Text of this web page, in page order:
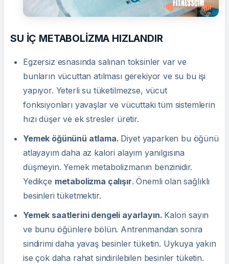
SU İÇ METABOLİZMA HIZLANDIR
Egzersiz esnasında salınan toksinler var ve
bunların vücuttan atılması gerekiyor ve su bu işi
yapıyor. Yeterli su tüketilmezse, vücut
fonksiyonları yavaşlar ve vücuttaki tüm sistemlerin
hızı düşer ve ek stresler üretir.
Yemek öğününü atlama. Diyet yaparken bu öğünü
atlayayım daha az kalori alayım yanılgısına
düşmeyin. Yemek metabolizmanın benzinidir.
Yedikçe metabolizma çalışır. Önemli olan sağlıklı
besinleri tüketmektir.
Yemek saatlerini dengeli ayarlayın. Kalori sayın
ve bunu öğünlere bölün. Antrenmandan sonra
sindirimi daha yavaş besinler tüketin. Uykuya yakın
ise çok daha rahat sindirilebilen besinler tüketin.